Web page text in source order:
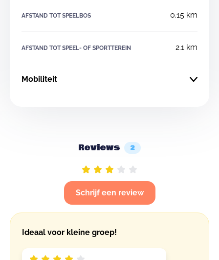
AFSTAND TOT SPEELBOS 0.15 km
AFSTAND TOT SPEEL- OF SPORTTEREIN 2.1 km
Mobiliteit
Reviews 2
Schrijf een review
Ideaal voor kleine groep!